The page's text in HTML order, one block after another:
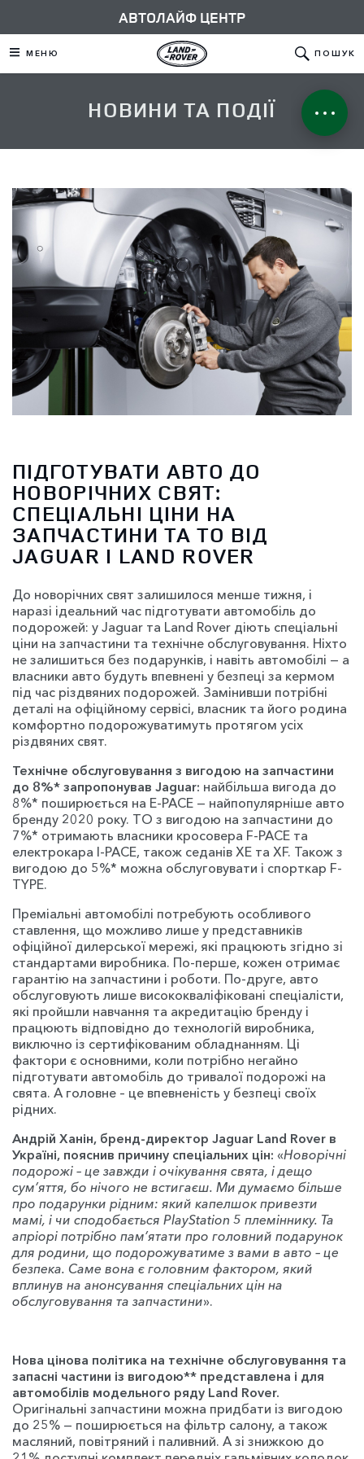
АВТОЛАЙФ ЦЕНТР
МЕНЮ ПОШУК
НОВИНИ ТА ПОДІЇ
ПІДГОТУВАТИ АВТО ДО
НОВОРІЧНИХ СВЯТ:
СПЕЦІАЛЬНІ ЦІНИ НА
ЗАПЧАСТИНИ ТА ТО ВІД
JAGUAR І LAND ROVER
До новорічних свят залишилося менше тижня, і
наразі ідеальний час підготувати автомобіль до
подорожей: у Jaguar та Land Rover діють спеціальні
ціни на запчастини та технічне обслуговування. Ніхто
не залишиться без подарунків, і навіть автомобілі — а
власники авто будуть впевнені у безпеці за кермом
під час різдвяних подорожей. Замінивши потрібні
деталі на офіційному сервісі, власник та його родина
комфортно подорожуватимуть протягом усіх
різдвяних свят.
Технічне обслуговування з вигодою на запчастини
до 8%* запропонував Jaguar: найбільша вигода до
8%* поширюється на E-PACE — найпопулярніше авто
бренду 2020 року. ТО з вигодою на запчастини до
7%* отримають власники кросовера F-PACE та
електрокара I-PACE, також седанів XE та XF. Також з
вигодою до 5%* можна обслуговувати і спорткар F-
TYPE.
Преміальні автомобілі потребують особливого
ставлення, що можливо лише у представників
офіційної дилерської мережі, які працюють згідно зі
стандартами виробника. По-перше, кожен отримає
гарантію на запчастини і роботи. По-друге, авто
обслуговують лише висококваліфіковані спеціалісти,
які пройшли навчання та акредитацію бренду і
працюють відповідно до технологій виробника,
виключно із сертифікованим обладнанням. Ці
фактори є основними, коли потрібно негайно
підготувати автомобіль до тривалої подорожі на
свята. А головне – це впевненість у безпеці своїх
рідних.
Андрій Ханін, бренд-директор Jaguar Land Rover в
Україні, пояснив причину спеціальних цін: «Новорічні
подорожі – це завжди і очікування свята, і дещо
сум’яття, бо нічого не встигаєш. Ми думаємо більше
про подарунки рідним: який капелшок привезти
мамі, і чи сподобається PlayStation 5 племіннику. Та
апріорі потрібно пам’ятати про головний подарунок
для родини, що подорожуватиме з вами в авто – це
безпека. Саме вона є головним фактором, який
вплинув на анонсування спеціальних цін на
обслуговування та запчастини».
Нова цінова політика на технічне обслуговування та
запасні частини із вигодою** представлена і для
автомобілів модельного ряду Land Rover.
Оригінальні запчастини можна придбати із вигодою
до 25% — поширюється на фільтр салону, а також
масляний, повітряний і паливний. А зі знижкою до